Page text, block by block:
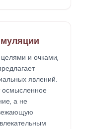
и очками,
явлений.
осмысленное
а не